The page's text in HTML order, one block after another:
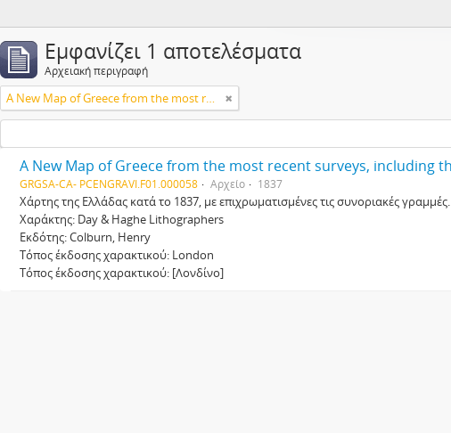
Εμφανίζει 1 αποτελέσματα
Αρχειακή περιγραφή
A New Map of Greece from the most recent surveys, including the frontier line [Νέος Χάρτης της Ελλάδας, συμπεριλαμβανομένης της συνοριακής γραμμής, βασισμένος στις πιο πρόσφατες μελέτες]
GRGSA-CA- PCENGRAVI.F01.000058 Αρχείο 1837
Χάρτης της Ελλάδας κατά το 1837, με επιχρωματισμένες τις συνοριακές γραμμές.
Χαράκτης: Day & Haghe Lithographers
Εκδότης: Colburn, Henry
Τόπος έκδοσης χαρακτικού: London
Τόπος έκδοσης χαρακτικού: [Λονδίνο]